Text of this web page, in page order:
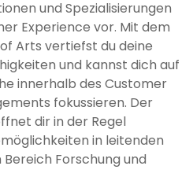
und Spezialisierungen
Experience vor. Mit dem
Arts vertiefst du deine
und kannst dich auf
innerhalb des Customer
fokussieren. Der
dir in der Regel
in leitenden
Forschung und